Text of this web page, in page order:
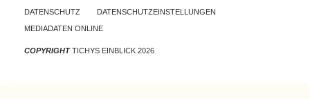
DATENSCHUTZ
DATENSCHUTZEINSTELLUNGEN
MEDIADATEN ONLINE
COPYRIGHTTICHYS EINBLICK 2026